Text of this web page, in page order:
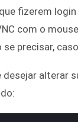
fizerem
com o
se precisar,
alterar